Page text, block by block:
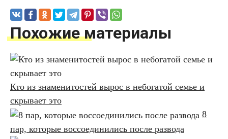
Похожие материалы
Кто из знаменитостей вырос в небогатой семье и
скрывает это
8
пар, которые воссоединились после развода